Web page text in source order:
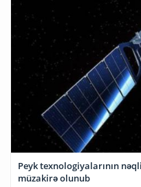
Peyk texnologiyalarının
müzakirə olunub